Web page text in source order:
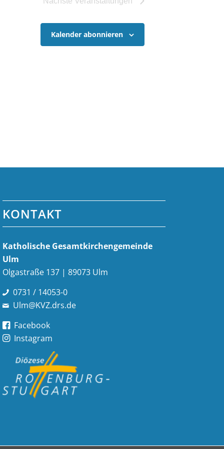
Kalender abonnieren
KONTAKT
Katholische Gesamt­kirchen­gemeinde
Ulm
Olgastraße 137 | 89073 Ulm
0731 / 14053-0
Ulm@KVZ.drs.de
Facebook
Instagram